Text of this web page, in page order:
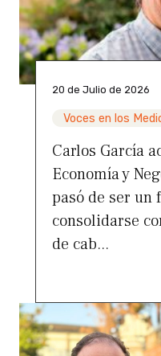
20 de Julio de 2026
Voces en los
Carlos García
Economía y
pasó de ser un
consolidarse
de cab...